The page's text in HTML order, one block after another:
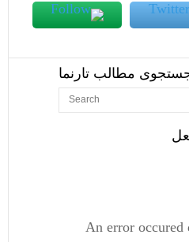
مطالب تارنما
An error occured